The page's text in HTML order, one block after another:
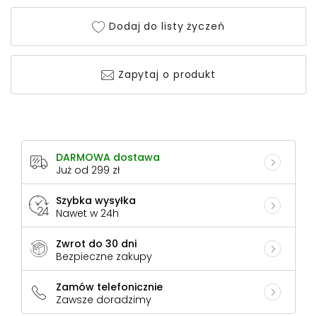
Dodaj do listy życzeń
Zapytaj o produkt
DARMOWA dostawa
Już od 299 zł
Szybka wysyłka
Nawet w 24h
Zwrot do 30 dni
Bezpieczne zakupy
Zamów telefonicznie
Zawsze doradzimy